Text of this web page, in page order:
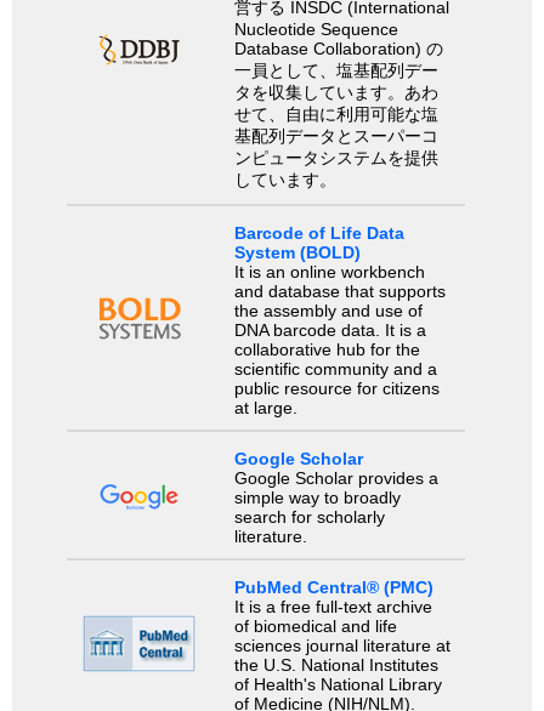
営する INSDC (International
Nucleotide Sequence
Database Collaboration) の
一員として、塩基配列デー
タを収集しています。あわ
せて、自由に利用可能な塩
基配列データとスーパーコ
ンピュータシステムを提供
しています。
Barcode of Life Data
System (BOLD)
It is an online workbench
and database that supports
the assembly and use of
DNA barcode data. It is a
collaborative hub for the
scientific community and a
public resource for citizens
at large.
Google Scholar
Google Scholar provides a
simple way to broadly
search for scholarly
literature.
PubMed Central® (PMC)
It is a free full-text archive
of biomedical and life
sciences journal literature at
the U.S. National Institutes
of Health's National Library
of Medicine (NIH/NLM).